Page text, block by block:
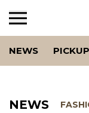
NEWS PICKUP
NEWS